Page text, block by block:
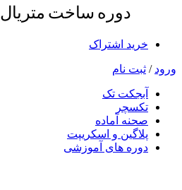
دوره ساخت متریال
خرید اشتراک
ورود / ثبت نام
آبجکت تک
تکسچر
صحنه آماده
پلاگین و اسکریپت
دوره های آموزشی